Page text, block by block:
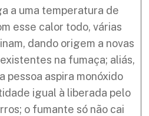
a uma temperatura de
esse calor todo, várias
dando origem a novas
na fumaça; aliás,
pessoa aspira monóxido
igual à liberada pelo
o fumante só não cai